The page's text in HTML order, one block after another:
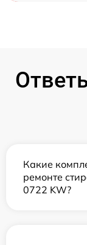
Какие
ремонте
0722 KW?